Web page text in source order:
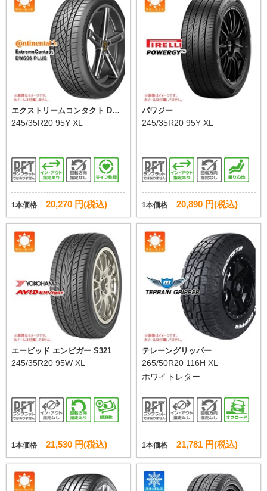
エクストリームコンタクト DWS
06 プラス
245/35R20 95Y XL
1本価格 20,270 円(税込)
パワジー
245/35R20 95Y XL
1本価格 20,890 円(税込)
エービッド エンビガー S321
245/35R20 95W XL
1本価格 21,530 円(税込)
テレーングリッパー
265/50R20 116H XL
ホワイトレター
1本価格 21,781 円(税込)